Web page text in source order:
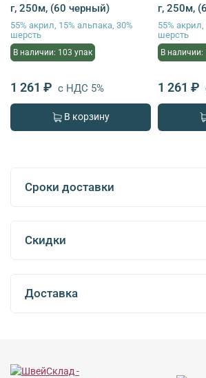
г, 250м, (60 черный)
55% акрил, 15% альпака, 30%
шерсть
В наличии: 103 упак
1 261 ₽ с НДС 5%
В корзину
г, 250м,
55%
шерсть
В наличии:
1 261 ₽
Сроки доставки
Скидки
Доставка